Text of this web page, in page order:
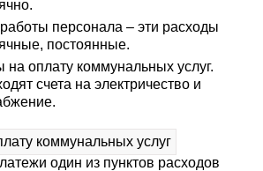
персонала – эти расходы
постоянные.
на оплату коммунальных услуг.
счета на электричество и
один из пунктов расходов